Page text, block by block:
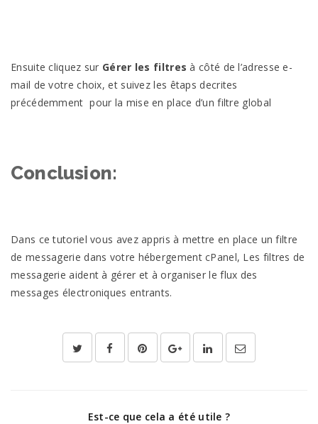
Ensuite cliquez sur Gérer les filtres à côté de l’adresse e-
mail de votre choix, et suivez les êtaps decrites
précédemment pour la mise en place d’un filtre global
Conclusion:
Dans ce tutoriel vous avez appris à mettre en place un filtre
de messagerie dans votre hébergement cPanel, Les filtres de
messagerie aident à gérer et à organiser le flux des
messages électroniques entrants.
Est-ce que cela a été utile ?